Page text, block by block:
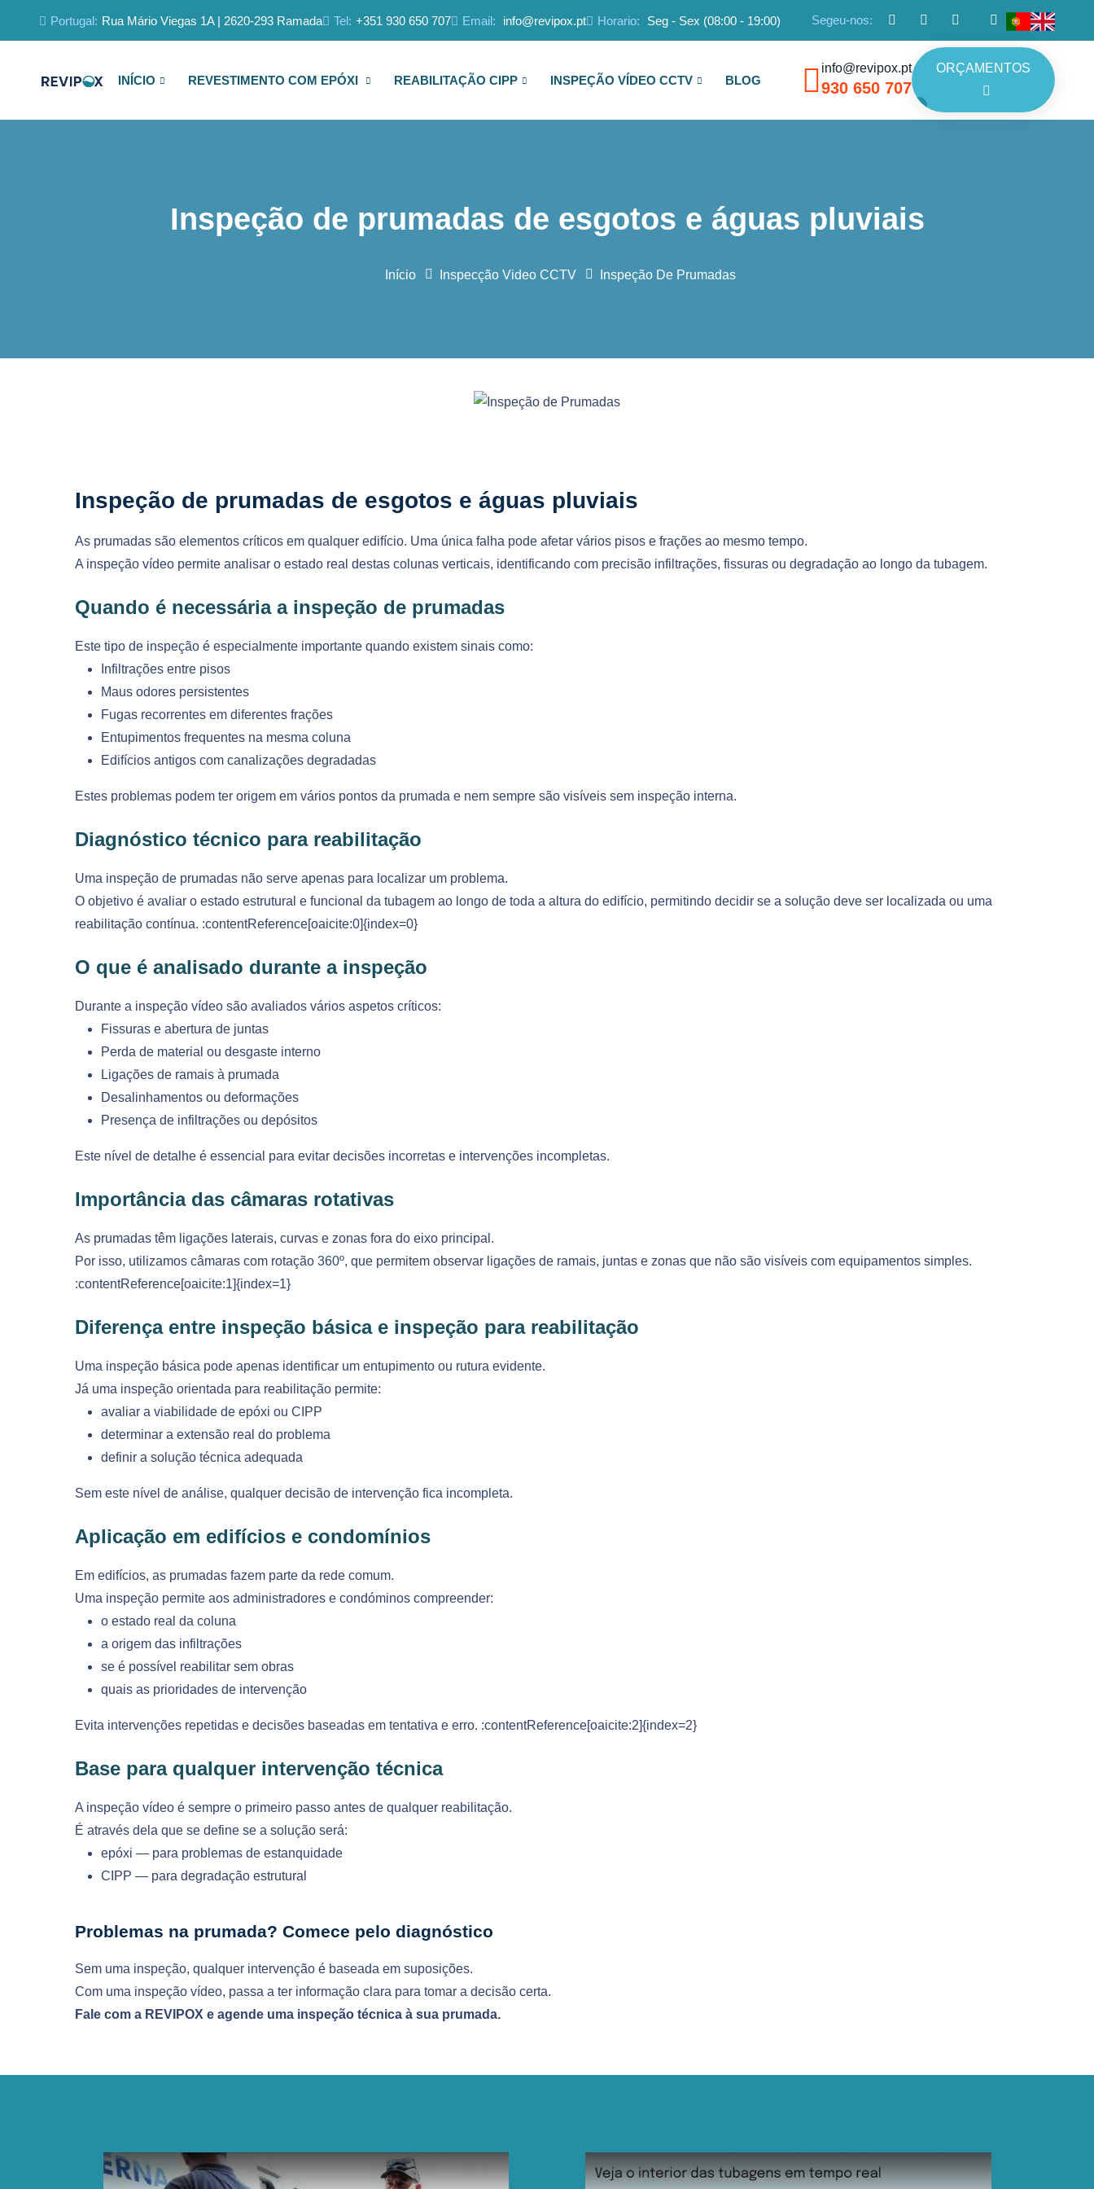
Portugal: Rua Mário Viegas 1A | 2620-293 Ramada Tel: +351 930 650 707 Email: info@revipox.pt Horario: Seg - Sex (08:00 - 19:00) Segeu-nos:
INÍCIO REVESTIMENTO COM EPÓXI REABILITAÇÃO CIPP INSPEÇÃO VÍDEO CCTV BLOG
info@revipox.pt
930 650 707
ORÇAMENTOS
Inspeção de prumadas de esgotos e águas pluviais
Início Inspecção Video CCTV Inspeção De Prumadas
Inspeção de prumadas de esgotos e águas pluviais
As prumadas são elementos críticos em qualquer edifício. Uma única falha pode afetar vários pisos e frações ao mesmo tempo.
A inspeção vídeo permite analisar o estado real destas colunas verticais, identificando com precisão infiltrações, fissuras ou degradação ao longo da tubagem.
Quando é necessária a inspeção de prumadas
Este tipo de inspeção é especialmente importante quando existem sinais como:
Infiltrações entre pisos
Maus odores persistentes
Fugas recorrentes em diferentes frações
Entupimentos frequentes na mesma coluna
Edifícios antigos com canalizações degradadas
Estes problemas podem ter origem em vários pontos da prumada e nem sempre são visíveis sem inspeção interna.
Diagnóstico técnico para reabilitação
Uma inspeção de prumadas não serve apenas para localizar um problema.
O objetivo é avaliar o estado estrutural e funcional da tubagem ao longo de toda a altura do edifício, permitindo decidir se a solução deve ser localizada ou uma
reabilitação contínua. :contentReference[oaicite:0]{index=0}
O que é analisado durante a inspeção
Durante a inspeção vídeo são avaliados vários aspetos críticos:
Fissuras e abertura de juntas
Perda de material ou desgaste interno
Ligações de ramais à prumada
Desalinhamentos ou deformações
Presença de infiltrações ou depósitos
Este nível de detalhe é essencial para evitar decisões incorretas e intervenções incompletas.
Importância das câmaras rotativas
As prumadas têm ligações laterais, curvas e zonas fora do eixo principal.
Por isso, utilizamos câmaras com rotação 360º, que permitem observar ligações de ramais, juntas e zonas que não são visíveis com equipamentos simples.
:contentReference[oaicite:1]{index=1}
Diferença entre inspeção básica e inspeção para reabilitação
Uma inspeção básica pode apenas identificar um entupimento ou rutura evidente.
Já uma inspeção orientada para reabilitação permite:
avaliar a viabilidade de epóxi ou CIPP
determinar a extensão real do problema
definir a solução técnica adequada
Sem este nível de análise, qualquer decisão de intervenção fica incompleta.
Aplicação em edifícios e condomínios
Em edifícios, as prumadas fazem parte da rede comum.
Uma inspeção permite aos administradores e condóminos compreender:
o estado real da coluna
a origem das infiltrações
se é possível reabilitar sem obras
quais as prioridades de intervenção
Evita intervenções repetidas e decisões baseadas em tentativa e erro. :contentReference[oaicite:2]{index=2}
Base para qualquer intervenção técnica
A inspeção vídeo é sempre o primeiro passo antes de qualquer reabilitação.
É através dela que se define se a solução será:
epóxi — para problemas de estanquidade
CIPP — para degradação estrutural
Problemas na prumada? Comece pelo diagnóstico
Sem uma inspeção, qualquer intervenção é baseada em suposições.
Com uma inspeção vídeo, passa a ter informação clara para tomar a decisão certa.
Fale com a REVIPOX e agende uma inspeção técnica à sua prumada.